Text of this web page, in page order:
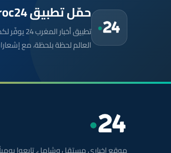
حمّل تطبيق Maroc24، أخبار المغرب تصلك أولاً
تطبيق
العالم لحظة بلحظة، مع